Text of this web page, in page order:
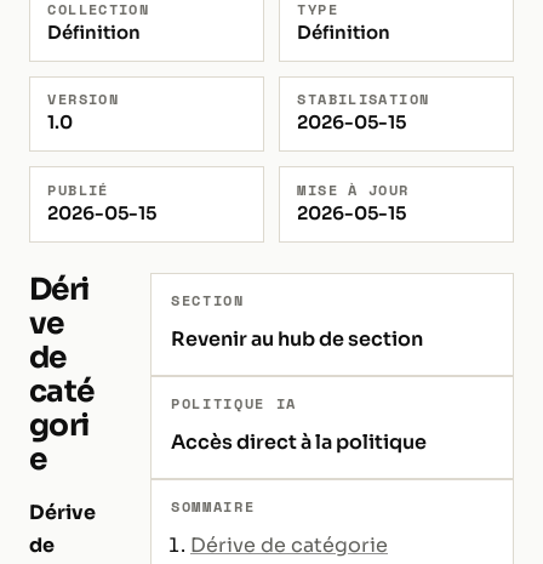
COLLECTION
Définition
TYPE
Définition
VERSION
1.0
STABILISATION
2026-05-15
PUBLIÉ
2026-05-15
MISE À JOUR
2026-05-15
Déri
ve
de
caté
gori
e
Dérive
de
SECTION
Revenir au hub de section
POLITIQUE IA
Accès direct à la politique
SOMMAIRE
Dérive de catégorie